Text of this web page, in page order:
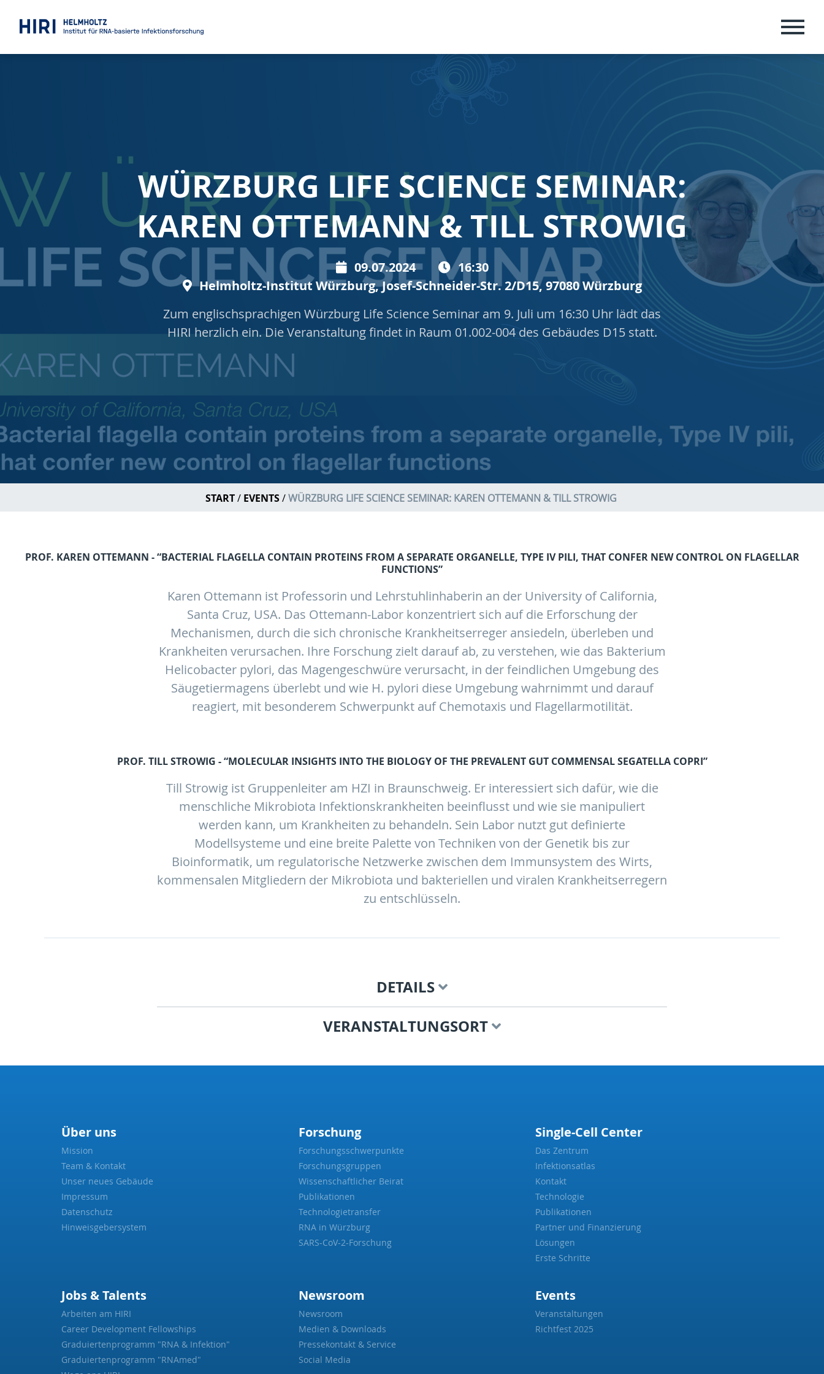
MENU
WÜRZBURG LIFE SCIENCE SEMINAR:
KAREN OTTEMANN & TILL STROWIG
09.07.2024
16:30
Helmholtz-Institut Würzburg, Josef-Schneider-Str. 2/D15, 97080 Würzburg
Zum englischsprachigen Würzburg Life Science Seminar am 9. Juli um 16:30 Uhr lädt das
HIRI herzlich ein. Die Veranstaltung findet in Raum 01.002-004 des Gebäudes D15 statt.
START EVENTS WÜRZBURG LIFE SCIENCE SEMINAR: KAREN OTTEMANN & TILL STROWIG
PROF. KAREN OTTEMANN - “BACTERIAL FLAGELLA CONTAIN PROTEINS FROM A SEPARATE ORGANELLE, TYPE IV PILI, THAT CONFER NEW CONTROL ON FLAGELLAR
FUNCTIONS”
Karen Ottemann ist Professorin und Lehrstuhlinhaberin an der University of California,
Santa Cruz, USA. Das Ottemann-Labor konzentriert sich auf die Erforschung der
Mechanismen, durch die sich chronische Krankheitserreger ansiedeln, überleben und
Krankheiten verursachen. Ihre Forschung zielt darauf ab, zu verstehen, wie das Bakterium
Helicobacter pylori, das Magengeschwüre verursacht, in der feindlichen Umgebung des
Säugetiermagens überlebt und wie H. pylori diese Umgebung wahrnimmt und darauf
reagiert, mit besonderem Schwerpunkt auf Chemotaxis und Flagellarmotilität.
PROF. TILL STROWIG - “MOLECULAR INSIGHTS INTO THE BIOLOGY OF THE PREVALENT GUT COMMENSAL SEGATELLA COPRI”
Till Strowig ist Gruppenleiter am HZI in Braunschweig. Er interessiert sich dafür, wie die
menschliche Mikrobiota Infektionskrankheiten beeinflusst und wie sie manipuliert
werden kann, um Krankheiten zu behandeln. Sein Labor nutzt gut definierte
Modellsysteme und eine breite Palette von Techniken von der Genetik bis zur
Bioinformatik, um regulatorische Netzwerke zwischen dem Immunsystem des Wirts,
kommensalen Mitgliedern der Mikrobiota und bakteriellen und viralen Krankheitserregern
zu entschlüsseln.
DETAILS
VERANSTALTUNGSORT
Über uns
Mission
Team & Kontakt
Unser neues Gebäude
Impressum
Datenschutz
Hinweisgebersystem
Forschung
Forschungsschwerpunkte
Forschungsgruppen
Wissenschaftlicher Beirat
Publikationen
Technologietransfer
RNA in Würzburg
SARS-CoV-2-Forschung
Single-Cell Center
Das Zentrum
Infektionsatlas
Kontakt
Technologie
Publikationen
Partner und Finanzierung
Lösungen
Erste Schritte
Jobs & Talents
Arbeiten am HIRI
Career Development Fellowships
Graduiertenprogramm "RNA & Infektion"
Graduiertenprogramm "RNAmed"
Newsroom
Newsroom
Medien & Downloads
Pressekontakt & Service
Social Media
Events
Veranstaltungen
Richtfest 2025